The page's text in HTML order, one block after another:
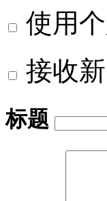
使用
接收
标题